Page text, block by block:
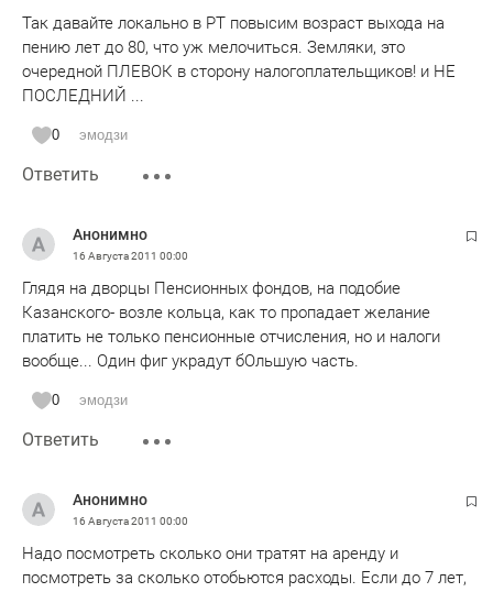
Так давайте локально в РТ повысим возраст выхода на
пению лет до 80, что уж мелочиться. Земляки, это
очередной ПЛЕВОК в сторону налогоплательщиков! и НЕ
ПОСЛЕДНИЙ ...
0 эмодзи
Ответить
Анонимно
16 Августа 2011 00:00
Глядя на дворцы Пенсионных фондов, на подобие
Казанского- возле кольца, как то пропадает желание
платить не только пенсионные отчисления, но и налоги
вообще... Один фиг украдут бОльшую часть.
0 эмодзи
Ответить
Анонимно
16 Августа 2011 00:00
Надо посмотреть сколько они тратят на аренду и
посмотреть за сколько отобьются расходы. Если до 7 лет,